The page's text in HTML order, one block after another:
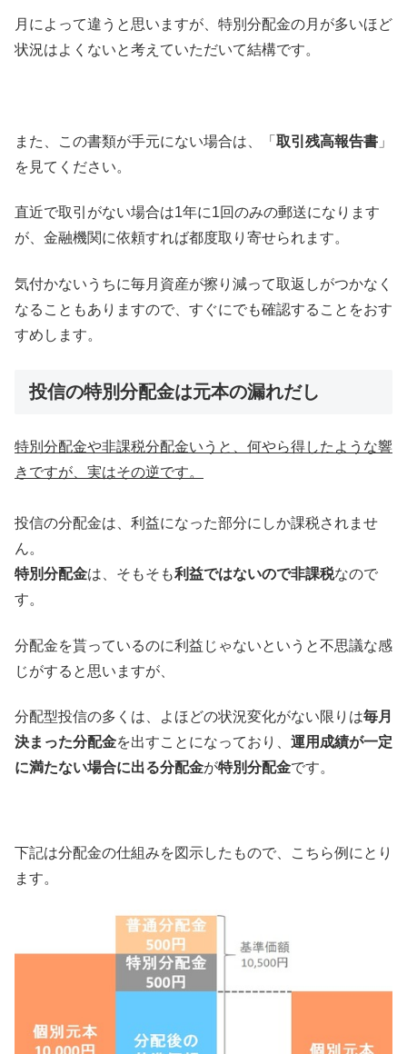
月によって違うと思いますが、特別分配金の月が多いほど
状況はよくないと考えていただいて結構です。
また、この書類が手元にない場合は、「 取引残高報告書 」
を見てください。
直近で取引がない場合は1年に1回のみの郵送になります
が、金融機関に依頼すれば都度取り寄せられます。
気付かないうちに毎月資産が擦り減って取返しがつかなく
なることもありますので、すぐにでも確認することをおす
すめします。
投信の特別分配金は元本の漏れだし
特別分配金や非課税分配金いうと、何やら得したような響
きですが、実はその逆です。
投信の分配金は、利益になった部分にしか課税されませ
ん。
特別分配金は、そもそも利益ではないので非課税なので
す。
分配金を貰っているのに利益じゃないというと不思議な感
じがすると思いますが、
分配型投信の多くは、よほどの状況変化がない限りは毎月
決まった分配金を出すことになっており、 運用成績が一定
に満たない場合に出る分配金が特別分配金です。
下記は分配金の仕組みを図示したもので、こちら例にとり
ます。